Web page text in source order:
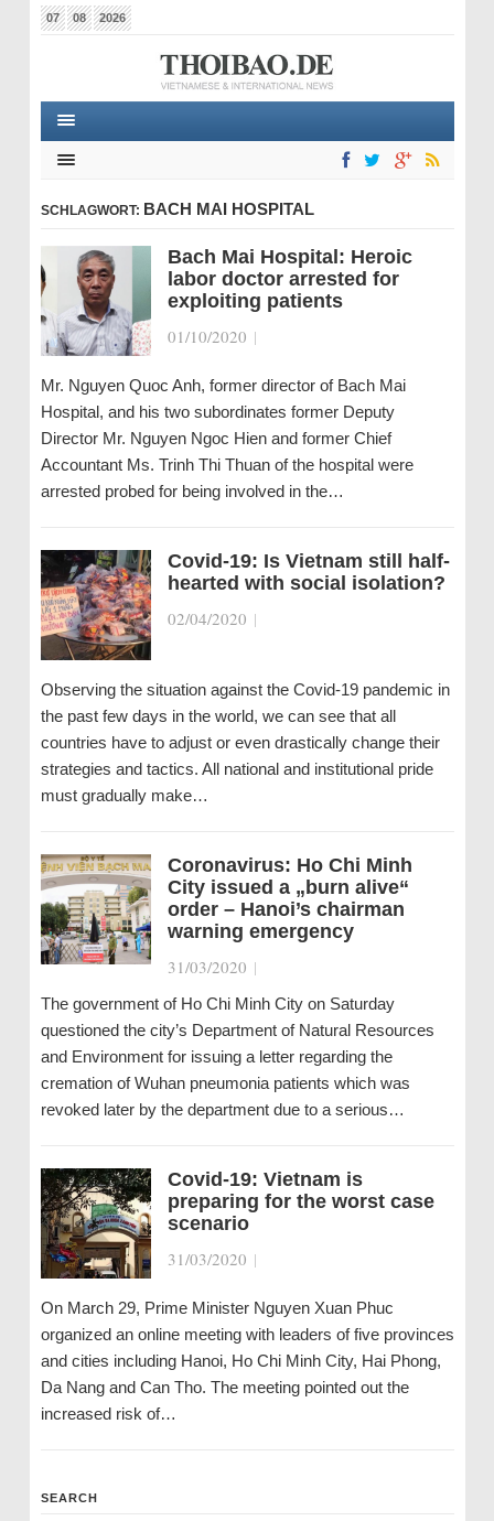
07 08 2026
SCHLAGWORT: BACH MAI HOSPITAL
Bach Mai Hospital: Heroic
labor doctor arrested for
exploiting patients
01/10/2020 |
Mr. Nguyen Quoc Anh, former director of Bach Mai
Hospital, and his two subordinates former Deputy
Director Mr. Nguyen Ngoc Hien and former Chief
Accountant Ms. Trinh Thi Thuan of the hospital were
arrested probed for being involved in the…
Covid-19: Is Vietnam still half-
hearted with social isolation?
02/04/2020 |
Observing the situation against the Covid-19 pandemic in
the past few days in the world, we can see that all
countries have to adjust or even drastically change their
strategies and tactics. All national and institutional pride
must gradually make…
Coronavirus: Ho Chi Minh
City issued a „burn alive“
order – Hanoi’s chairman
warning emergency
31/03/2020 |
The government of Ho Chi Minh City on Saturday
questioned the city’s Department of Natural Resources
and Environment for issuing a letter regarding the
cremation of Wuhan pneumonia patients which was
revoked later by the department due to a serious…
Covid-19: Vietnam is
preparing for the worst case
scenario
31/03/2020 |
On March 29, Prime Minister Nguyen Xuan Phuc
organized an online meeting with leaders of five provinces
and cities including Hanoi, Ho Chi Minh City, Hai Phong,
Da Nang and Can Tho. The meeting pointed out the
increased risk of…
SEARCH